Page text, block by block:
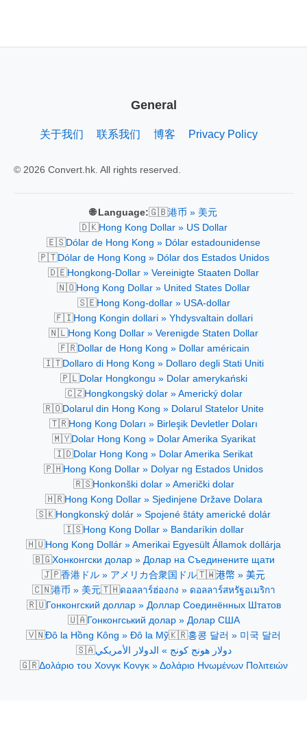
General
关于我们 联系我们 博客 Privacy Policy
© 2026 Convert.hk. All rights reserved.
🌐 Language:🇬🇧港币 » 美元
🇩🇰Hong Kong Dollar » US Dollar
🇪🇸Dólar de Hong Kong » Dólar estadounidense
🇵🇹Dólar de Hong Kong » Dólar dos Estados Unidos
🇩🇪Hongkong-Dollar » Vereinigte Staaten Dollar
🇳🇴Hong Kong Dollar » United States Dollar
🇸🇪Hong Kong-dollar » USA-dollar
🇫🇮Hong Kongin dollari » Yhdysvaltain dollari
🇳🇱Hong Kong Dollar » Verenigde Staten Dollar
🇫🇷Dollar de Hong Kong » Dollar américain
🇮🇹Dollaro di Hong Kong » Dollaro degli Stati Uniti
🇵🇱Dolar Hongkongu » Dolar amerykański
🇨🇿Hongkongský dolar » Americký dolar
🇷🇴Dolarul din Hong Kong » Dolarul Statelor Unite
🇹🇷Hong Kong Doları » Birleşik Devletler Doları
🇲🇾Dolar Hong Kong » Dolar Amerika Syarikat
🇮🇩Dolar Hong Kong » Dolar Amerika Serikat
🇵🇭Hong Kong Dollar » Dolyar ng Estados Unidos
🇷🇸Honkonški dolar » Američki dolar
🇭🇷Hong Kong Dollar » Sjedinjene Države Dolara
🇸🇰Hongkonský dolár » Spojené štáty americké dolár
🇮🇸Hong Kong Dollar » Bandaríkin dollar
🇭🇺Hong Kong Dollár » Amerikai Egyesült Államok dollárja
🇧🇬Хонконгски долар » Долар на Съединените щати
🇯🇵香港ドル » アメリカ合衆国ドル🇹🇼港幣 » 美元
🇨🇳港币 » 美元🇹🇭ดอลลาร์ฮ่องกง » ดอลลาร์สหรัฐอเมริกา
🇷🇺Гонконгский доллар » Доллар Соединённых Штатов
🇺🇦Гонконгський долар » Долар США
🇻🇳Đô la Hồng Kông » Đô la Mỹ🇰🇷홍콩 달러 » 미국 달러
🇸🇦دولار هونج كونج » الدولار الأمريكي
🇬🇷Δολάριο του Χονγκ Κονγκ » Δολάριο Ηνωμένων Πολιτειών